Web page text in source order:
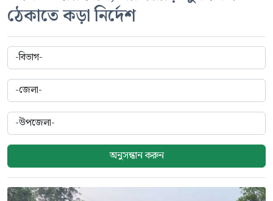
ঠেকাতে কড়া নির্দেশ
অনুসন্ধান করুন